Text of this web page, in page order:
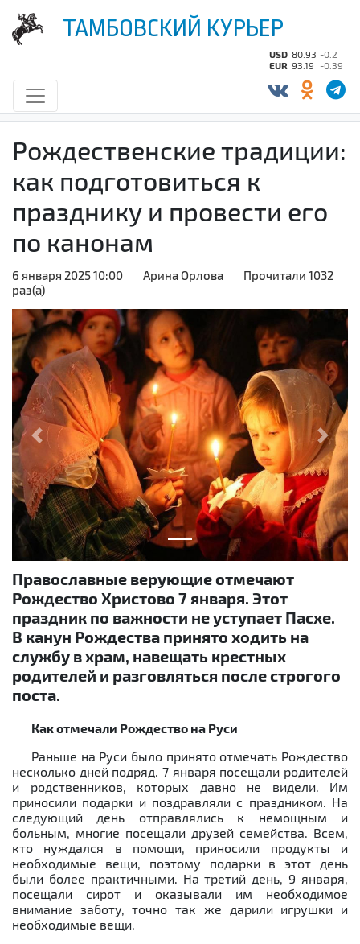
ТАМБОВСКИЙ КУРЬЕР
USD 80.93 -0.2
EUR 93.19 -0.39
Рождественские традиции:
как подготовиться к
празднику и провести его
по канонам
6 января 2025 10:00 Арина Орлова
Прочитали 1032
раз(а)
Previous Next
Православные верующие отмечают
Рождество Христово 7 января. Этот
праздник по важности не уступает Пасхе.
В канун Рождества принято ходить на
службу в храм, навещать крестных
родителей и разговляться после строгого
поста.
Как отмечали Рождество на Руси
Раньше на Руси было принято отмечать Рождество
несколько дней подряд. 7 января посещали родителей
и родственников, которых давно не видели. Им
приносили подарки и поздравляли с праздником. На
следующий день отправлялись к немощным и
больным, многие посещали друзей семейства. Всем,
кто нуждался в помощи, приносили продукты и
необходимые вещи, поэтому подарки в этот день
были более практичными. На третий день, 9 января,
посещали сирот и оказывали им необходимое
внимание заботу, точно так же дарили игрушки и
необходимые вещи.